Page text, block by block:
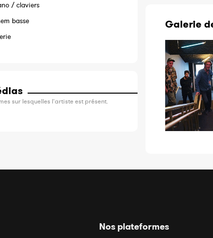
/ claviers
basse
sur lesquelles l'artiste est présent.
Galerie
Nos plateformes